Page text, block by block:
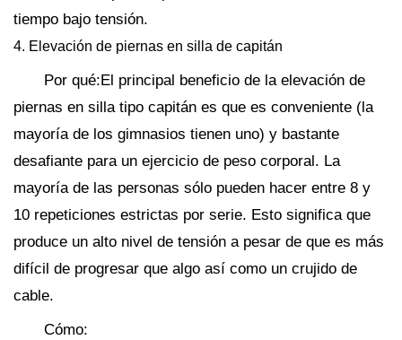
tiempo bajo tensión.
4. Elevación de piernas en silla de capitán
Por qué:El principal beneficio de la elevación de
piernas en silla tipo capitán es que es conveniente (la
mayoría de los gimnasios tienen uno) y bastante
desafiante para un ejercicio de peso corporal. La
mayoría de las personas sólo pueden hacer entre 8 y
10 repeticiones estrictas por serie. Esto significa que
produce un alto nivel de tensión a pesar de que es más
difícil de progresar que algo así como un crujido de
cable.
Cómo: